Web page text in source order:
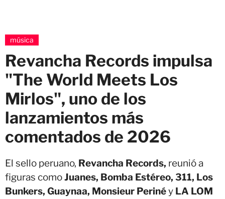
música
Revancha Records impulsa
"The World Meets Los
Mirlos", uno de los
lanzamientos más
comentados de 2026
El sello peruano, Revancha Records, reunió a
figuras comoJuanes, Bomba Estéreo, 311, Los
Bunkers, Guaynaa, Monsieur Perinéy LA LOM